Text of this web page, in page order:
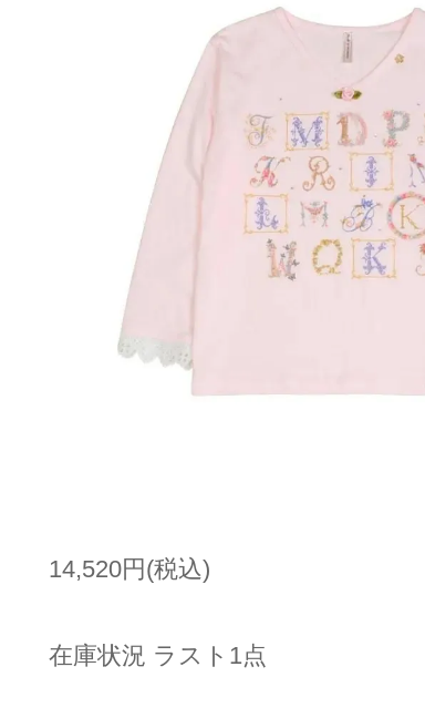
14,520円(税込)
在庫状況 ラスト1点